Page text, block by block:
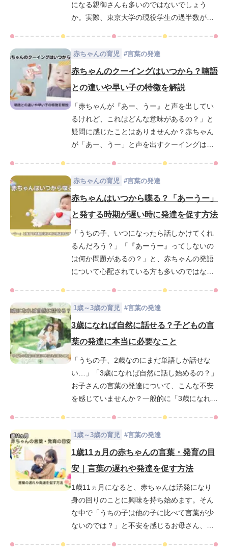
になる親御さんも多いのではないでしょう
か。実際、東京大学の現役学生の過半数が、3
には、読み書きが自然と身につくような家庭
習慣や親の関わり方が、「学ぶ力」を無理な
たちがどのように幼少期を過ごし、ひらがな
習得へとつながったのか、その背景にある5つ
の家庭の習慣を解説します。学力の土台を築
く育児のヒントとしてぜひ最後までご覧くだ
さい。
赤ちゃんの育児 #言葉の発達
赤ちゃんのクーイングはいつから？喃語
との違いや早い子の特徴を解説
「赤ちゃんが『あー、うー』と声を出してい
るけれど、これはどんな意味があるの？」と
疑問に感じたことはありませんか？赤ちゃん
が「あー、うー」と声を出すクーイングは、
してクーイングが早い赤ちゃんの特徴など、
気になることはたくさんありますよね。この
記事では、クーイングの意味や役割、喃語と
の違いを分かりやすく解説します。また、ク
ーイングが少ない場合の対処法や赤ちゃんの
言葉の発達を促す方法についてもご紹介しま
す。この記事を読めば、赤ちゃんとの毎日が
もっと楽しく、安心して育児に取り組むこと
赤ちゃんの育児 #言葉の発達
赤ちゃんはいつから喋る？「あーうー」
と発する時期が遅い時に発達を促す方法
「うちの子、いつになったら話しかけてくれ
るんだろう？」「『あーうー』ってしないの
は何か問題があるの？」と、赤ちゃんの発語
について心配されている方も多いのではない
赤ちゃんが声を出す発達段階について詳しく
解説し、もしも声を発する時期が遅いと感じ
記事を通じて、赤ちゃんの発達について正し
い情報を理解することで不安を解消し、安心
して子育てを進めることができるでしょう。
1歳～3歳の育児 #言葉の発達
3歳になれば自然に話せる？子どもの言
葉の発達に本当に必要なこと
「うちの子、2歳なのにまだ単語しか話せな
い…」「3歳になれば自然に話し始めるの？」
お子さんの言葉の発達について、こんな不安
を感じていませんか？一般的に「3歳になれば
大きく影響することをご存じですか？人間の
脳は3歳までに80%が形成されると言われてい
ます。この時期にどのような環境で育つか
が、言葉の発達だけでなく知能や人格の土台
を作るのです。では、子どもの発話を促すた
めに、お母さんが今できることは？「たくさ
ん話しかける」「質問を増やす」といった方
法が一般的ですが、実はそれだけでは不十分
1歳～3歳の育児 #言葉の発達
1歳11ヵ月の赤ちゃんの言葉・発育の目
安｜言葉の遅れや発達を促す方法
1歳11ヵ月になると、赤ちゃんは活発になり
身の回りのことに興味を持ち始めます。そん
な中で「うちの子は他の子に比べて言葉が少
ないのでは？」と不安を感じるお母さん、お